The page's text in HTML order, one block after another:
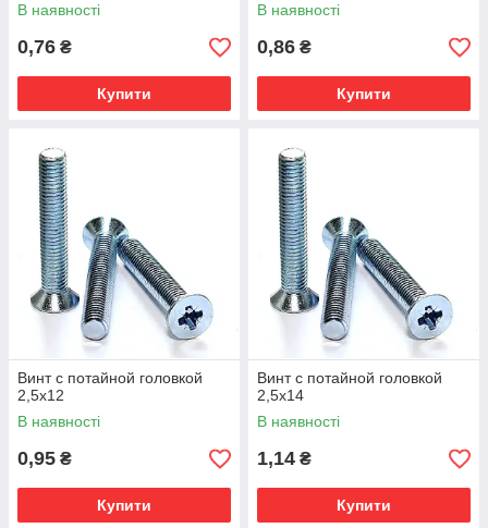
В наявності
0,76 ₴
Купити
В наявності
0,86 ₴
Купити
Винт с потайной головкой
2,5х12
В наявності
0,95 ₴
Купити
Винт с потайной головкой
2,5х14
В наявності
1,14 ₴
Купити